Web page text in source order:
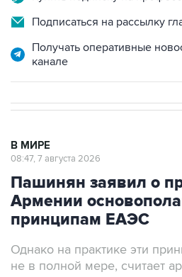
Подписаться на рассылку
Получать оперативные
канале
В МИРЕ
08:47, 7 августа 2026
Пашинян заявил о
Армении
принципам ЕАЭС
Однако на практике эти
не в полной мере, считает